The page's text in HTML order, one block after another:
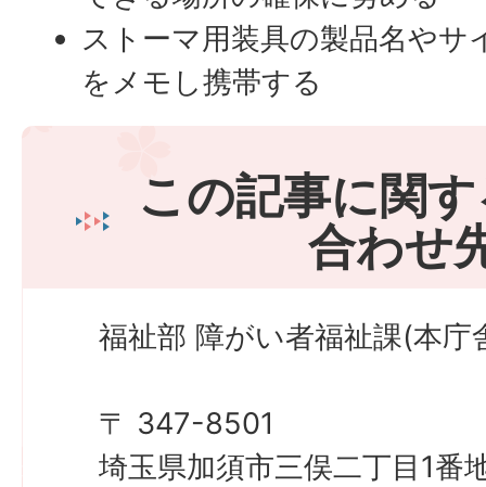
ストーマ用装具の製品名やサ
をメモし携帯する
この記事に関
合わせ
福祉部 障がい者福祉課(本庁
〒 347-8501
埼玉県加須市三俣二丁目1番